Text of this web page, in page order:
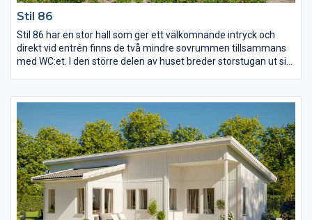
Stil 86
Stil 86 har en stor hall som ger ett välkomnande intryck och
direkt vid entrén finns de två mindre sovrummen tillsammans
med WC:et. I den större delen av huset breder storstugan ut sig
matplats och på andra sidan storstugan ligger det stora
sovrummet som ha fått en egen lyxig och stor klädkammare
med skjutdörr.